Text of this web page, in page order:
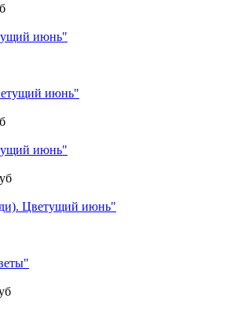
июнь"
июнь"
июнь"
Цветущий июнь"